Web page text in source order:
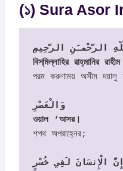
(১) Sura Asor
الرَّحْمـَنِ الرَّحِيمِ
বিস্‌মিল্লাহির রাহ্‌মানির রাহীম
পরম করুণাময় অসীম
وَالْعَصْرِ
ওয়াল ‘আসর।
শপথ অপরাহ্নের;
إِنَّ الْإِنسَانَ لَفِي خُسْرٍ